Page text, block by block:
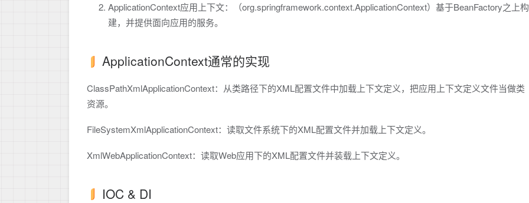
ApplicationContext应用上下文：（org.springframework.context.ApplicationContext）基于BeanFactory之上构
建，并提供面向应用的服务。
ApplicationContext通常的实现
ClassPathXmlApplicationContext：从类路径下的XML配置文件中加载上下文定义，把应用上下文定义文件当做类
资源。
FileSystemXmlApplicationContext：读取文件系统下的XML配置文件并加载上下文定义。
XmlWebApplicationContext：读取Web应用下的XML配置文件并装载上下文定义。
IOC & DI